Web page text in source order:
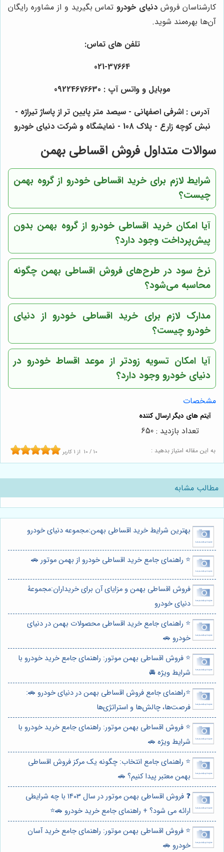
کارشناسان فروش دنیای خودروتماس بگیرید و از مشاوره رایگان
آن‌ها بهره‌مند شوید.
تلفن های تماس:
021-37664
موبایل و واتس آپ : 09224676630
آدرس : اشرفی اصفهانی - سیصد متر پایین تر از پاساژ تیراژه -
نبش کوچه زارع - پلاک 108 - نمایشگاه و شرکت دنیای خودرو
سوالات متداول فروش اقساطی بهمن
شرایط لازم برای خرید اقساطی خودرو از گروه بهمن
چیست؟
آیا امکان خرید اقساطی خودرو از گروه بهمن بدون
پیش‌پرداخت وجود دارد؟
نرخ سود در طرح‌های فروش اقساطی بهمن چگونه
محاسبه می‌شود؟
مدارک لازم برای خرید اقساطی خودرو از دنیای
خودرو چیست؟
آیا امکان تسویه زودتر از موعد اقساط خودرو در
دنیای خودرو وجود دارد؟
مشخصات
به این مقاله امتیاز بدهید : 10 / 10 از 1 کاربر
تعداد بازدید : 650
مطالب مشابه
بهترین شرایط خرید اقساطی بهمن:مجموعه دنیای خودرو
⭐️ راهنمای جامع خرید اقساطی خودرو از بهمن موتور 🚗
فروش اقساطی بهمن و مزایای آن برای خریداران:مجموعۀ
دنیای خودرو
⭐️ راهنمای جامع خرید اقساطی محصولات بهمن در دنیای
خودرو 🚗
⭐️ فروش اقساطی بهمن موتور: راهنمای جامع خرید خودرو با
شرایط ویژه 🚘
⭐️راهنمای جامع فروش اقساطی بهمن در دنیای خودرو 🚗:
فرصت‌ها، چالش‌ها و استراتژی‌ها
⭐️ فروش اقساطی بهمن موتور: راهنمای جامع خرید خودرو با
شرایط ویژه 🚗
⭐️ راهنمای جامع انتخاب: چگونه یک مرکز فروش اقساطی
بهمن معتبر پیدا کنیم؟ 🚗
❓ فروش اقساطی بهمن موتور در سال 1403 با چه شرایطی
ارائه می شود؟ + راهنمای جامع خرید خودرو 🚗⭐️
⭐️ فروش اقساطی بهمن موتور: راهنمای جامع خرید آسان
خودرو 🚗